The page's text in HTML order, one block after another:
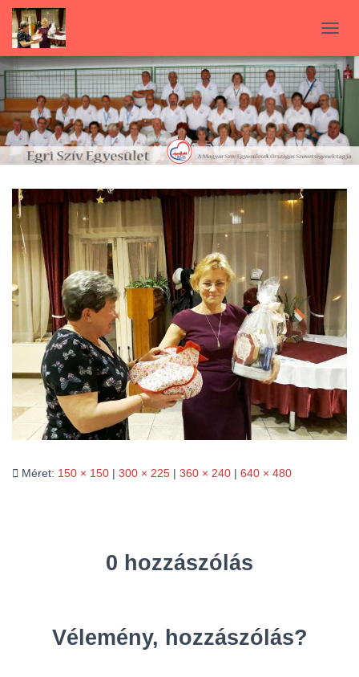
A
V
I
G
Á
C
I
Ó
K
I
K
P
S
O
L
S
A
Méret: 150 × 150 | 300 × 225 | 360 × 240 | 640 × 480
0 hozzászólás
Vélemény, hozzászólás?